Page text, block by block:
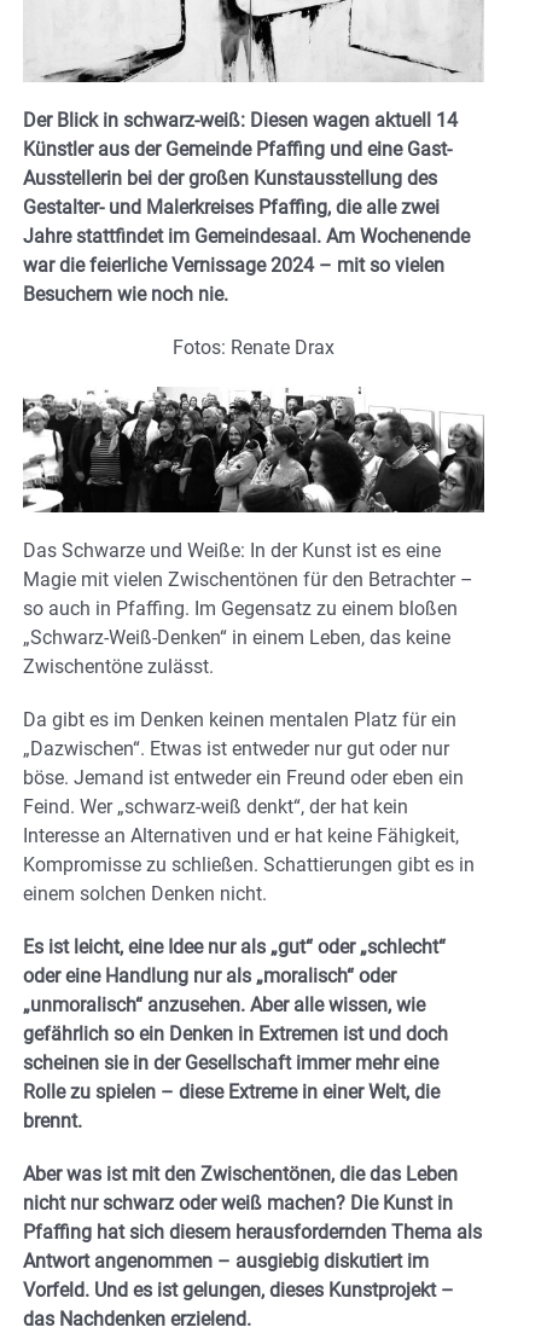
Der Blick in schwarz-weiß: Diesen wagen aktuell 14
Künstler aus der Gemeinde Pfaffing und eine Gast-
Ausstellerin bei der großen Kunstausstellung des
Gestalter- und Malerkreises Pfaffing, die alle zwei
Jahre stattfindet im Gemeindesaal. Am Wochenende
war die feierliche Vernissage 2024 – mit so vielen
Besuchern wie noch nie.
Fotos: Renate Drax
Das Schwarze und Weiße: In der Kunst ist es eine
Magie mit vielen Zwischentönen für den Betrachter –
so auch in Pfaffing. Im Gegensatz zu einem bloßen
„Schwarz-Weiß-Denken“ in einem Leben, das keine
Zwischentöne zulässt.
Da gibt es im Denken keinen mentalen Platz für ein
„Dazwischen“. Etwas ist entweder nur gut oder nur
böse. Jemand ist entweder ein Freund oder eben ein
Feind. Wer „schwarz-weiß denkt“, der hat kein
Interesse an Alternativen und er hat keine Fähigkeit,
Kompromisse zu schließen. Schattierungen gibt es in
einem solchen Denken nicht.
Es ist leicht, eine Idee nur als „gut“ oder „schlecht“
oder eine Handlung nur als „moralisch“ oder
„unmoralisch“ anzusehen. Aber alle wissen, wie
gefährlich so ein Denken in Extremen ist und doch
scheinen sie in der Gesellschaft immer mehr eine
Rolle zu spielen – diese Extreme in einer Welt, die
brennt.
Aber was ist mit den Zwischentönen, die das Leben
nicht nur schwarz oder weiß machen? Die Kunst in
Pfaffing hat sich diesem herausfordernden Thema als
Antwort angenommen – ausgiebig diskutiert im
Vorfeld. Und es ist gelungen, dieses Kunstprojekt –
das Nachdenken erzielend.